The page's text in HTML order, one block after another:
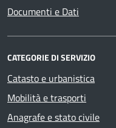
Documenti e Dati
CATEGORIE DI SERVIZIO
Catasto e urbanistica
Mobilità e trasporti
Anagrafe e stato civile